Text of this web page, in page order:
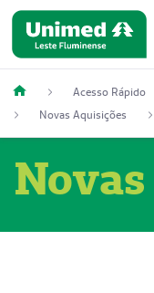
Acesso Rápido
Novas Aquisições